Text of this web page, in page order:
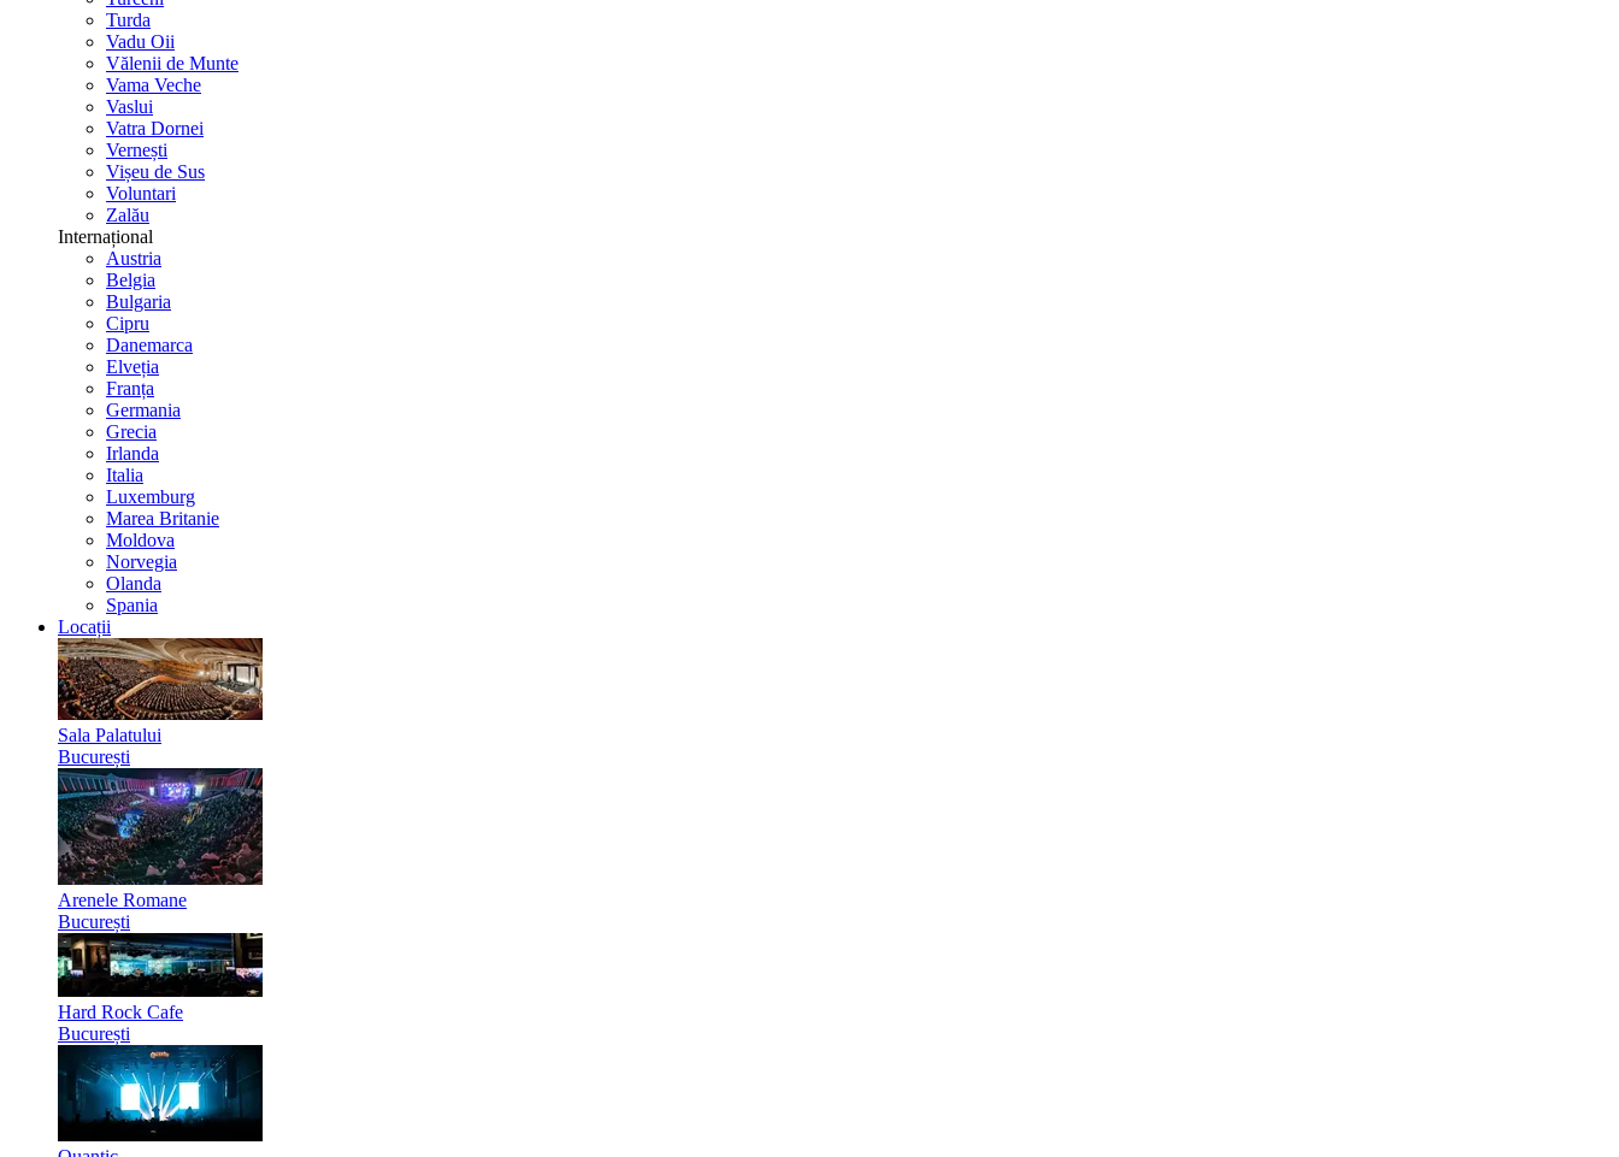
Turda
Vadu Oii
Vălenii de Munte
Vama Veche
Vaslui
Vatra Dornei
Vernești
Vișeu de Sus
Voluntari
Zalău
Internațional
Austria
Belgia
Bulgaria
Cipru
Danemarca
Elveția
Franța
Germania
Grecia
Irlanda
Italia
Luxemburg
Marea Britanie
Moldova
Norvegia
Olanda
Spania
Locații
Sala Palatului
București
Arenele Romane
București
Hard Rock Cafe
București